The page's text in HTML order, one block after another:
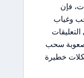
فإن
وغياب
صعوبة سحب
خطيرة